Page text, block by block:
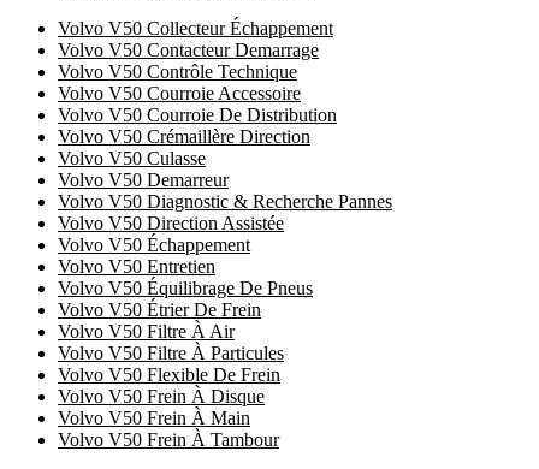
Volvo V50 Collecteur Échappement
Volvo V50 Contacteur Demarrage
Volvo V50 Contrôle Technique
Volvo V50 Courroie Accessoire
Volvo V50 Courroie De Distribution
Volvo V50 Crémaillère Direction
Volvo V50 Culasse
Volvo V50 Demarreur
Volvo V50 Diagnostic & Recherche Pannes
Volvo V50 Direction Assistée
Volvo V50 Échappement
Volvo V50 Entretien
Volvo V50 Équilibrage De Pneus
Volvo V50 Étrier De Frein
Volvo V50 Filtre À Air
Volvo V50 Filtre À Particules
Volvo V50 Flexible De Frein
Volvo V50 Frein À Disque
Volvo V50 Frein À Main
Volvo V50 Frein À Tambour